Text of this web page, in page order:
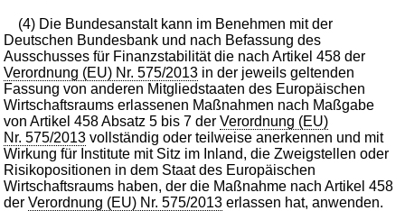
(4) Die Bundesanstalt kann im Benehmen mit der
Deutschen Bundesbank und nach Befassung des
Ausschusses für Finanzstabilität die nach Artikel 458 der
Verordnung (EU) Nr. 575/2013 in der jeweils geltenden
Fassung von anderen Mitgliedstaaten des Europäischen
Wirtschaftsraums erlassenen Maßnahmen nach Maßgabe
von Artikel 458 Absatz 5 bis 7 derVerordnung (EU)
Nr. 575/2013 vollständig oder teilweise anerkennen und mit
Wirkung für Institute mit Sitz im Inland, die Zweigstellen oder
Risikopositionen in dem Staat des Europäischen
Wirtschaftsraums haben, der die Maßnahme nach Artikel 458
derVerordnung (EU) Nr. 575/2013 erlassen hat, anwenden.